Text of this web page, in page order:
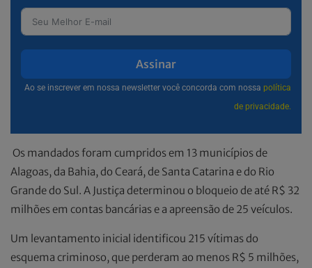
Assinar
Ao se inscrever em nossa newsletter você concorda com nossa política
de privacidade.
Os mandados foram cumpridos em 13 municípios de
Alagoas, da Bahia, do Ceará, de Santa Catarina e do Rio
Grande do Sul. A Justiça determinou o bloqueio de até R$ 32
milhões em contas bancárias e a apreensão de 25 veículos.
Um levantamento inicial identificou 215 vítimas do
esquema criminoso, que perderam ao menos R$ 5 milhões,